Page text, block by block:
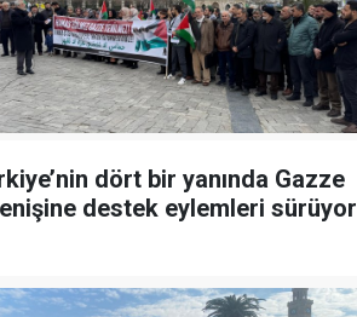
dört bir yanında Gazze
destek eylemleri sürüyor